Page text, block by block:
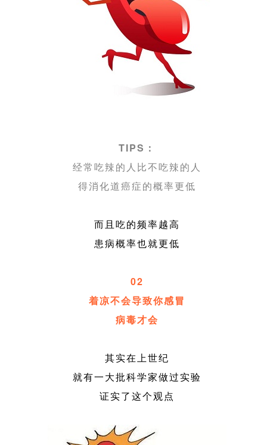
TIPS：
经常吃辣的人比不吃辣的人
得消化道癌症的概率更低
而且吃的频率越高
患病概率也就更低
02
着凉不会导致你感冒
病毒才会
其实在上世纪
就有一大批科学家做过实验
证实了这个观点